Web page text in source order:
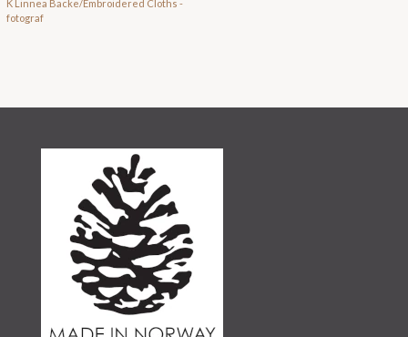
K Linnea Backe/Embroidered Cloths -
fotograf